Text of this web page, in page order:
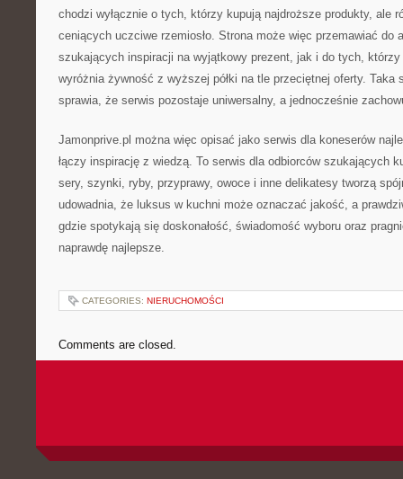
chodzi wyłącznie o tych, którzy kupują najdroższe produkty, ale
ceniących uczciwe rzemiosło. Strona może więc przemawiać do
szukających inspiracji na wyjątkowy prezent, jak i do tych,
wyróżnia żywność z wyższej półki na tle przeciętnej oferty. Taka
sprawia, że serwis pozostaje uniwersalny, a jednocześnie
Jamonprive.pl można więc opisać jako serwis dla koneserów
łączy inspirację z wiedzą. To serwis dla odbiorców szukających
sery, szynki, ryby, przyprawy, owoce i inne delikatesy tworzą
udowadnia, że luksus w kuchni może oznaczać jakość, a
gdzie spotykają się doskonałość, świadomość wyboru oraz
naprawdę najlepsze.
CATEGORIES: NIERUCHOMOŚCI
Comments are closed.